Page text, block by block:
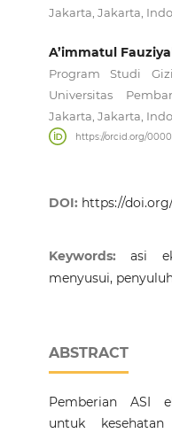
Jakarta, Jakarta,
A’immatul
Program Studi
Universitas
Jakarta, Jakarta,
https://orcid.org/
DOI: https://
Keywords:asi
menyusui,
ABSTRACT
Pemberian ASI
untuk